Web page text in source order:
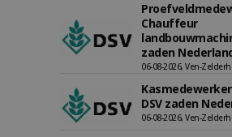
Chauffeur
zaden
06-08-2026, Ven-
DSV zaden
06-08-2026, Ven-